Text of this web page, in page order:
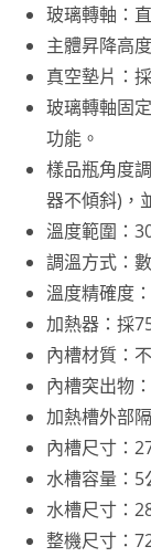
玻璃轉軸：
主體昇降高
真空墊片：
玻璃轉軸固
功能。
樣品瓶角度
器不傾斜)，
溫度範圍：
調溫方式：
溫度精確度
加熱器：採
內槽材質：
內槽突出物
加熱槽外部
內槽尺寸：
水槽容量：5
水槽尺寸：
整機尺寸：